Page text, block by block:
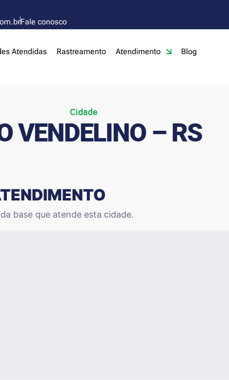
Fale conosco
Atendidas Rastreamento Atendimento Blog
Cidade
VENDELINO – RS
base que atende esta cidade.